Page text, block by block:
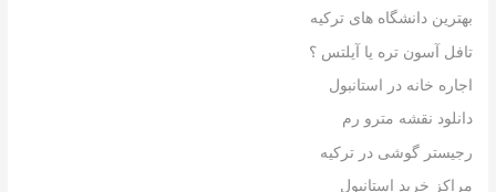
بهترین دانشگاه های ترکیه
تافل آسون تره یا آیلتس ؟
اجاره خانه در استانبول
دانلود نقشه مترو رم
رجیستر گوشی در ترکیه
مراکز خرید استانبول